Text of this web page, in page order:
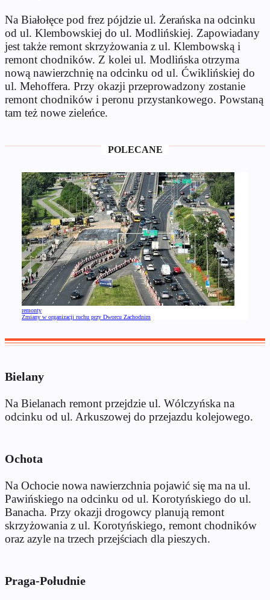
Na Białołęce pod frez pójdzie ul. Żerańska na odcinku
od ul. Klembowskiej do ul. Modlińskiej. Zapowiadany
jest także remont skrzyżowania z ul. Klembowską i
remont chodników. Z kolei ul. Modlińska otrzyma
nową nawierzchnię na odcinku od ul. Ćwiklińskiej do
ul. Mehoffera. Przy okazji przeprowadzony zostanie
remont chodników i peronu przystankowego. Powstaną
tam też nowe zieleńce.
POLECANE
remonty
Zmiany w organizacji ruchu przy Dworcu Zachodnim
Bielany
Na Bielanach remont przejdzie ul. Wólczyńska na
odcinku od ul. Arkuszowej do przejazdu kolejowego.
Ochota
Na Ochocie nowa nawierzchnia pojawić się ma na ul.
Pawińskiego na odcinku od ul. Korotyńskiego do ul.
Banacha. Przy okazji drogowcy planują remont
skrzyżowania z ul. Korotyńskiego, remont chodników
oraz azyle na trzech przejściach dla pieszych.
Praga-Południe